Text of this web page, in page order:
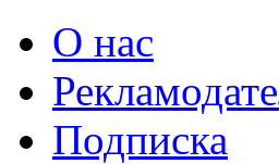
О нас
Подписка